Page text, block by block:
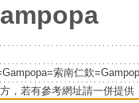
索南仁欽
，若有參考網址請一併提供